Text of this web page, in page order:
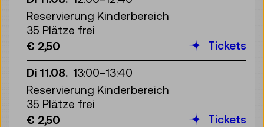
Reservierung Kinderbereich
35 Plätze frei
€ 2,50
Tickets
Di 11.08. 13:00–13:40
Reservierung Kinderbereich
35 Plätze frei
€ 2,50
Tickets